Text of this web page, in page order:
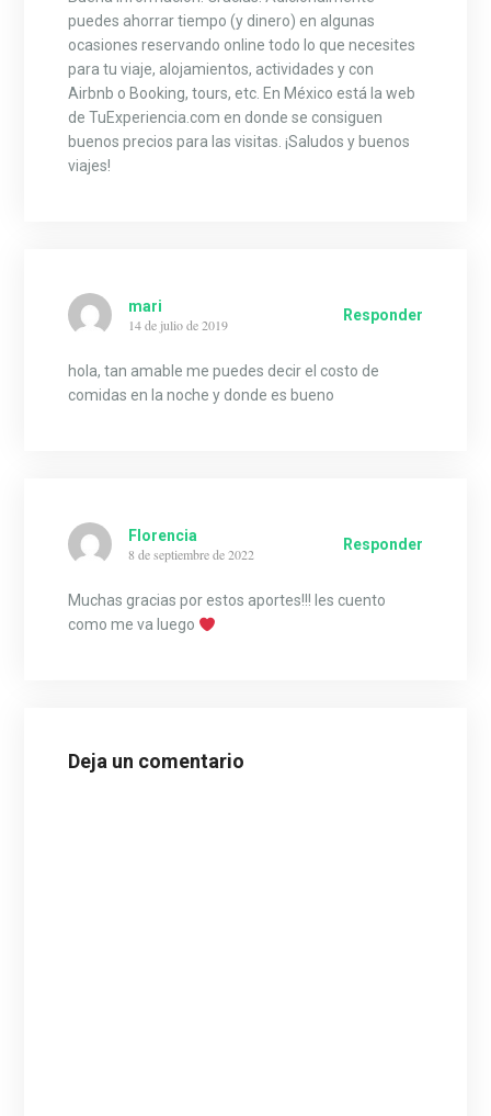
puedes ahorrar tiempo (y dinero) en algunas
ocasiones reservando online todo lo que necesites
para tu viaje, alojamientos, actividades y con
Airbnb o Booking, tours, etc. En México está la web
de TuExperiencia.com en donde se consiguen
buenos precios para las visitas. ¡Saludos y buenos
viajes!
mari
14 de julio de 2019
Responder
hola, tan amable me puedes decir el costo de
comidas en la noche y donde es bueno
Florencia
8 de septiembre de 2022
Responder
Muchas gracias por estos aportes!!! les cuento
como me va luego
Deja un comentario